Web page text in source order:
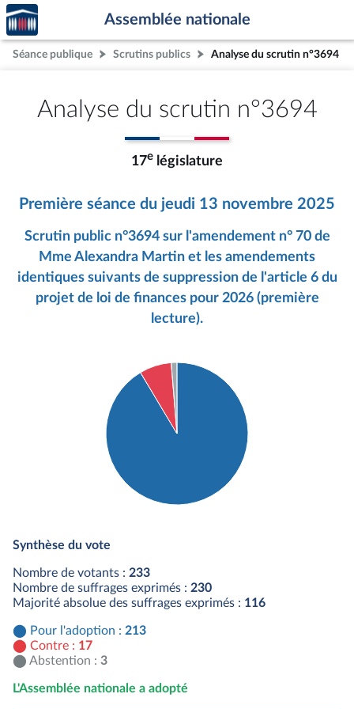
Aller au contenu
Aller en bas de la page
Accèder
à la
page
d'accueil
Assemblée nationale
Séance publique Scrutins publics Analyse du scrutin n°3694
Analyse du scrutin n°3694
17e législature
Première séance du jeudi 13 novembre 2025
Scrutin public n°3694 sur l'amendement n° 70 de
Mme Alexandra Martin et les amendements
identiques suivants de suppression de l'article 6 du
projet de loi de finances pour 2026 (première
lecture).
Synthèse du vote
Nombre de votants : 233
Nombre de suffrages exprimés : 230
Majorité absolue des suffrages exprimés : 116
Pour l'adoption : 213
Contre : 17
Abstention : 3
L'Assemblée nationale a adopté